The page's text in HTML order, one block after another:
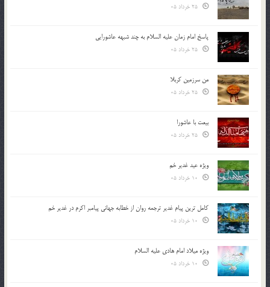
پاسخ امام زمان علیه السلام به چند شبهه عاشورایی
من سرزمین کربلا
بیعت با عاشورا
ویژه عید غدیر خم
کامل ترین پیام غدیر ترجمه روان از خطابه جهانی پیامبر اکرم در غدیر خم
ویژه میلاد امام هادی علیه السلام